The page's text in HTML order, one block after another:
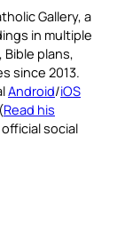
Gallery, a
in multiple
plans,
since 2013.
Android/iOS
Read his
social